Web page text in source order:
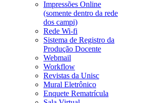
Impressões Online
(somente dentro da rede
dos campi)
Rede Wi-fi
Sistema de Registro da
Produção Docente
Webmail
Workflow
Revistas da Unisc
Mural Eletrônico
Enquete Rematrícula